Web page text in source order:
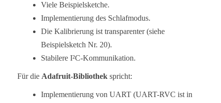
Viele Beispielsketche.
Implementierung des Schlafmodus.
Die Kalibrierung ist transparenter (siehe
Beispielsketch Nr. 20).
Stabilere I²C-Kommunikation.
Für die Adafruit-Bibliothek spricht:
Implementierung von UART (UART-RVC ist in